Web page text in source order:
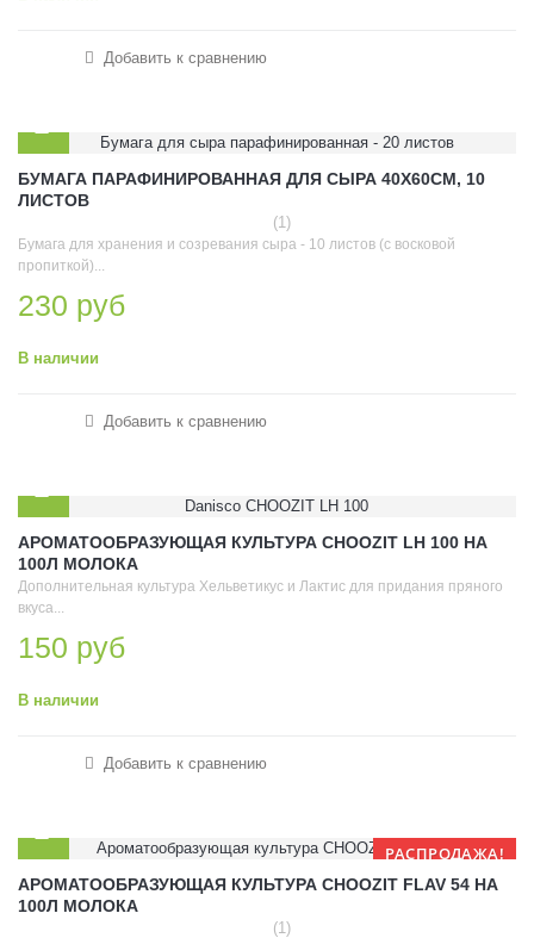
Добавить к сравнению
БУМАГА ПАРАФИНИРОВАННАЯ ДЛЯ СЫРА 40Х60СМ, 10
ЛИСТОВ
(1)
Бумага для хранения и созревания сыра - 10 листов (с восковой
пропиткой)...
230 руб
В наличии
Добавить к сравнению
АРОМАТООБРАЗУЮЩАЯ КУЛЬТУРА CHOOZIT LH 100 НА
100Л МОЛОКА
Дополнительная культура Хельветикус и Лактис для придания пряного
вкуса...
150 руб
В наличии
Добавить к сравнению
РАСПРОДАЖА!
АРОМАТООБРАЗУЮЩАЯ КУЛЬТУРА CHOOZIT FLAV 54 НА
100Л МОЛОКА
(1)